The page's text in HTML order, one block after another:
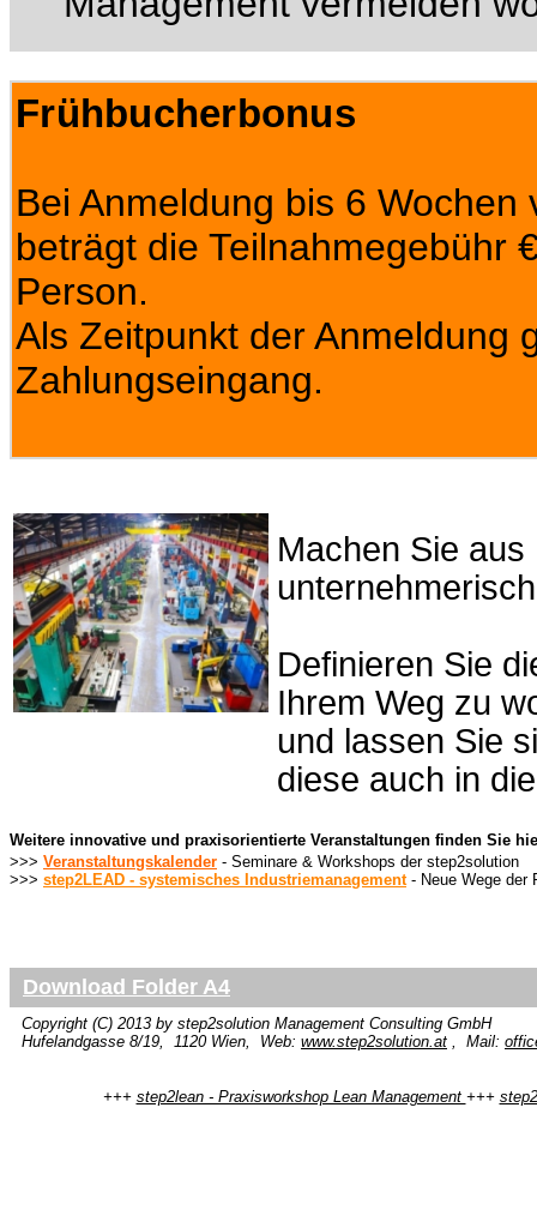
Frühbucherbonus
Bei Anmeldung bis 6 Wochen
beträgt die Teilnahmegebühr
Person.
Als Zeitpunkt der Anmeldung
Zahlungseingang.
Machen Sie
Definieren Sie
Ihrem Weg zu
und lassen Sie
diese auch in
Weitere innovative und praxisorientierte Veranstaltungen finden Sie
>>> Veranstaltungskalender - Seminare & Workshops der step2solution
>>> step2LEAD - systemisches Industriemanagement- Neue Wege der
Download Folder A4
Copyright (C) 2013 by step2solution Management Consulting GmbH
Hufelandgasse 8/19, 1120 Wien, Web: www.step2solution.at , Mail:
+++ step2lean - Praxisworkshop Lean Management +++